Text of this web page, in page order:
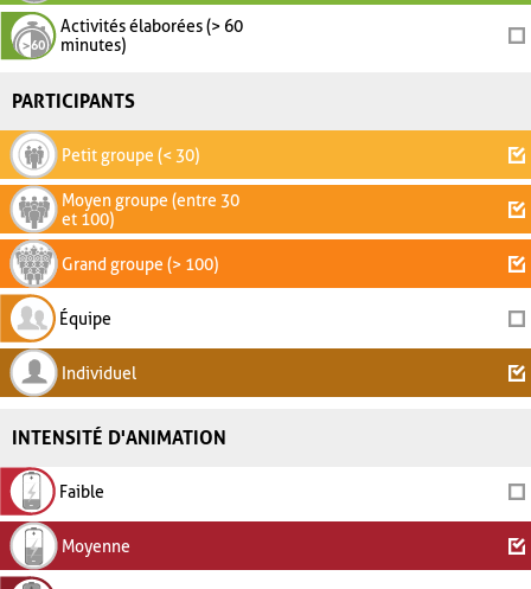
Activités élaborées (> 60
minutes)
PARTICIPANTS
Petit groupe (< 30)
Moyen groupe (entre 30
et 100)
Grand groupe (> 100)
Équipe
Individuel
INTENSITÉ D'ANIMATION
Faible
Moyenne